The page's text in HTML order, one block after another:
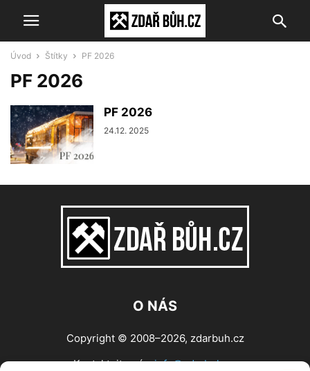
Úvod Štítky PF 2026
PF 2026
PF 2026
24.12. 2025
O NÁS
Copyright © 2008–2026, zdarbuh.cz
Kontaktujte nás:info@zdarbuh.cz